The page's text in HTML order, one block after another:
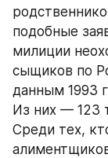
подобные
милиции
сыщиков по
данным 1993
Из них — 123
Среди тех,